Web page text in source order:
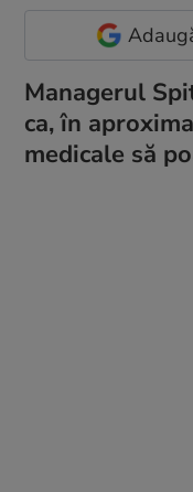
Managerul
ca, în
medicale să